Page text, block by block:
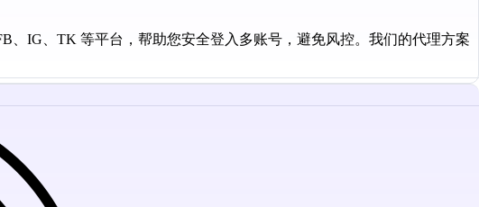
、IG、TK 等平台，帮助您安全登入多账号，避免风控。我们的代理方案